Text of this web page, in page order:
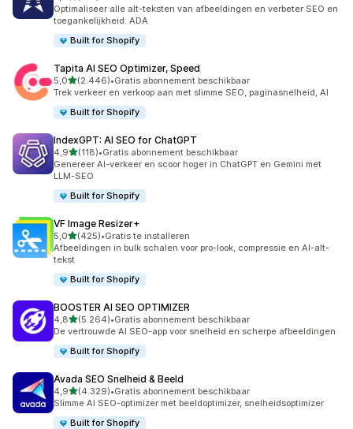
Optimaliseer alle alt-teksten van afbeeldingen en verbeter SEO en
toegankelijkheid: ADA
Built for Shopify
Tapita AI SEO Optimizer, Speed
5,0van 5 sterren
(2.446)
2446 recensies in totaal
•Gratis abonnement beschikbaar
Trek verkeer en verkoop aan met slimme SEO, paginasnelheid, AI
Built for Shopify
IndexGPT: AI SEO for ChatGPT
4,9van 5 sterren
(118)
118 recensies in totaal
•Gratis abonnement beschikbaar
Genereer AI-verkeer en scoor hoger in ChatGPT en Gemini met
LLM-SEO
Built for Shopify
VF Image Resizer+
5,0van 5 sterren
(425)
425 recensies in totaal
•Gratis te installeren
Afbeeldingen in bulk schalen voor pro-look, compressie en AI-alt-
tekst
Built for Shopify
BOOSTER AI SEO OPTIMIZER
4,8van 5 sterren
(5.264)
5264 recensies in totaal
•Gratis abonnement beschikbaar
De vertrouwde AI SEO-app voor snelheid en scherpe afbeeldingen
Built for Shopify
Avada SEO Snelheid & Beeld
4,9van 5 sterren
(4.329)
4329 recensies in totaal
•Gratis abonnement beschikbaar
Slimme AI SEO-optimizer met beeldoptimizer, snelheidsoptimizer
Built for Shopify